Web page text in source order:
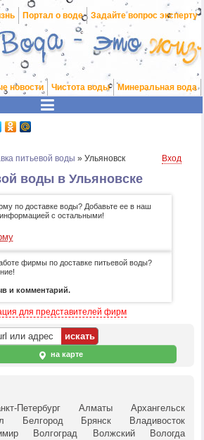
Портал о воде Задайте вопрос эксперту
новости Чистота воды Минеральная вода
питьевой воды » Ульяновск Вход
воды в Ульяновске
по доставке воды? Добавьте ее в наш
информацией с остальными!
фирмы по доставке питьевой воды?
и комментарий.
для представителей фирм
на карте
Петербург Алматы
Архангельск
Белгород Брянск
Владивосток
Волгоград Волжский
Вологда